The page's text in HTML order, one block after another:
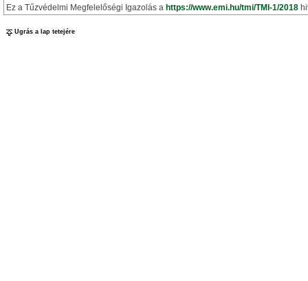
Ez a Tűzvédelmi Megfelelőségi Igazolás a https://www.emi.hu/tmi/TMI-1/2018
Ugrás a lap tetejére